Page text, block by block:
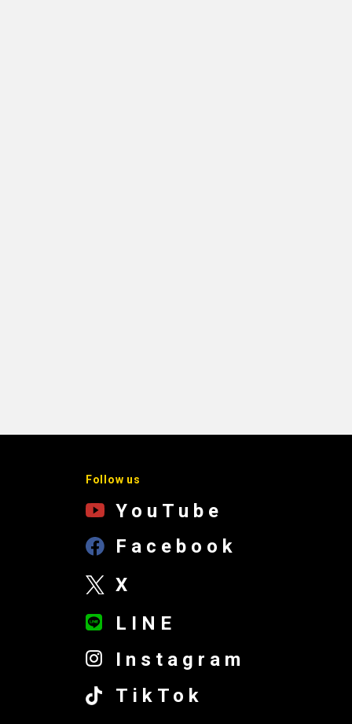
Follow us
YouTube
Facebook
X
LINE
Instagram
TikTok